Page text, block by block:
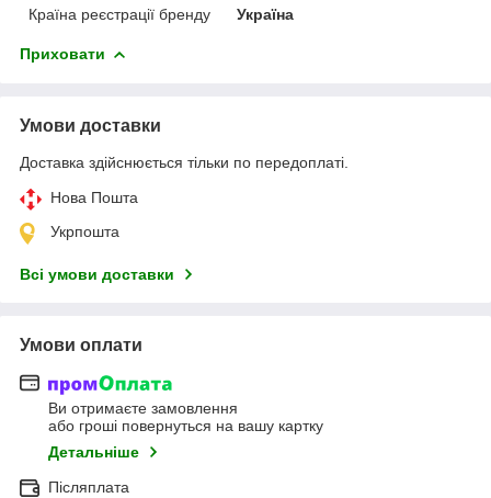
Країна реєстрації бренду
Україна
Приховати
Умови доставки
Доставка здійснюється тільки по передоплаті.
Нова Пошта
Укрпошта
Всі умови доставки
Умови оплати
Ви отримаєте замовлення
або гроші повернуться на вашу картку
Детальніше
Післяплата